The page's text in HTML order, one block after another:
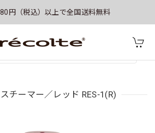
円（税込）以上で全国送料無料
チーマー／レッド RES-1(R)